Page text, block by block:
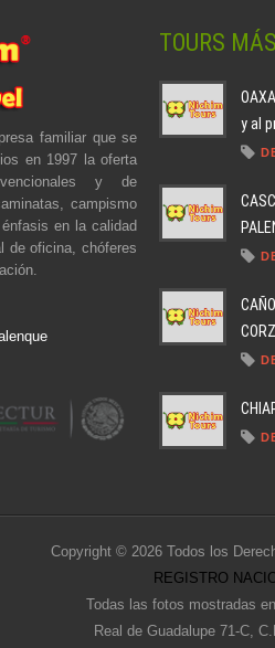
familiar que se
en 1997 la oferta
y de
campismo
en la calidad
de oficina, chóferes
TOURS
y al
Copyright © 2026 Todos los
REGISTRO
Todas las fotos mostradas
Real de Guadalupe 71-C,